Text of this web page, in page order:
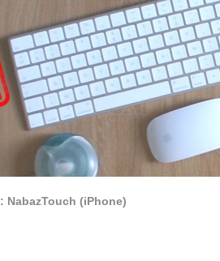
NabazTouch (iPhone)